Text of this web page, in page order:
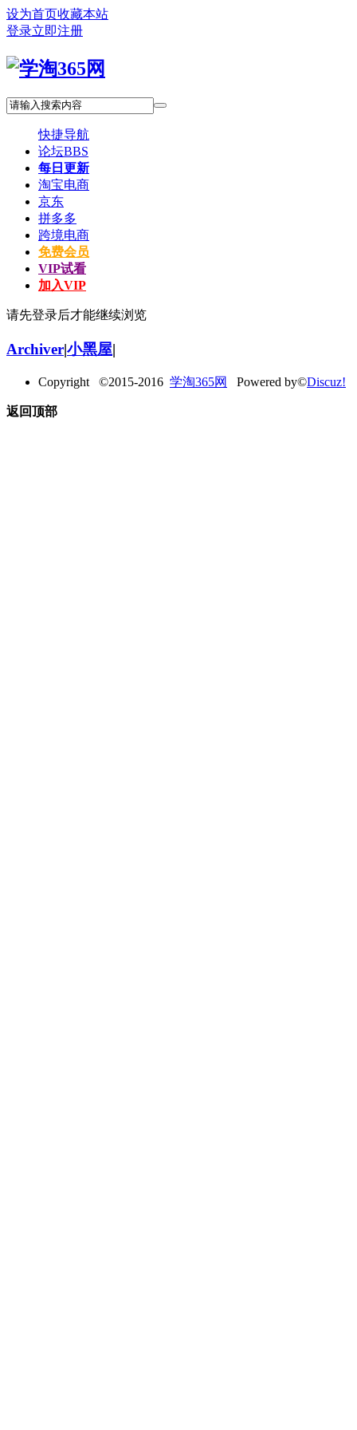
设为首页收藏本站
登录立即注册
快捷导航
论坛BBS
每日更新
淘宝电商
京东
拼多多
跨境电商
免费会员
VIP试看
加入VIP
请先登录后才能继续浏览
Archiver|小黑屋|
Copyright ©2015-2016 学淘365网 Powered by©Discuz!
返回顶部